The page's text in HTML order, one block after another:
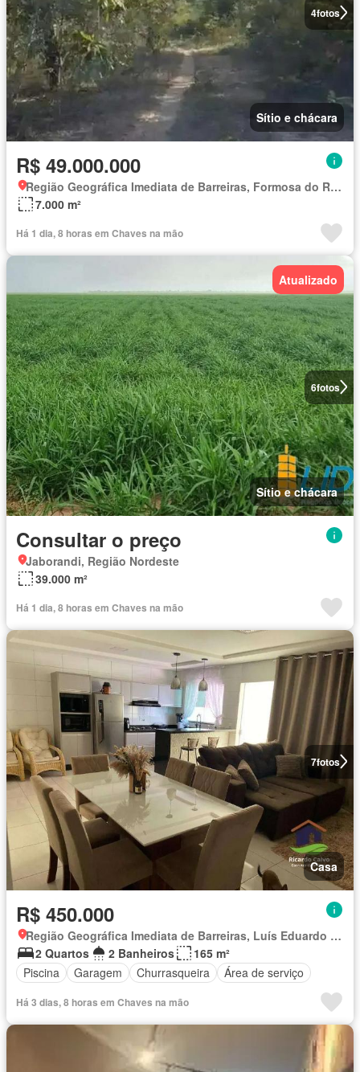
4fotos
Sítio e chácara
R$ 49.000.000
Região Geográfica Imediata de Barreiras, Formosa do Rio Preto
7.000 m²
Há 1 dia, 8 horas em Chaves na mão
6fotos
Atualizado
Sítio e chácara
Consultar o preço
Jaborandi, Região Nordeste
39.000 m²
Há 1 dia, 8 horas em Chaves na mão
7fotos
Casa
R$ 450.000
Região Geográfica Imediata de Barreiras, Luís Eduardo Magalhães
2 Quartos
2 Banheiros
165 m²
Piscina
Garagem Churrasqueira Área de serviço
Há 3 dias, 8 horas em Chaves na mão